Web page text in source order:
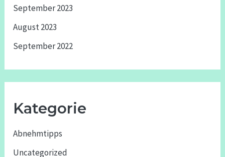
September 2023
August 2023
September 2022
Kategorie
Abnehmtipps
Uncategorized